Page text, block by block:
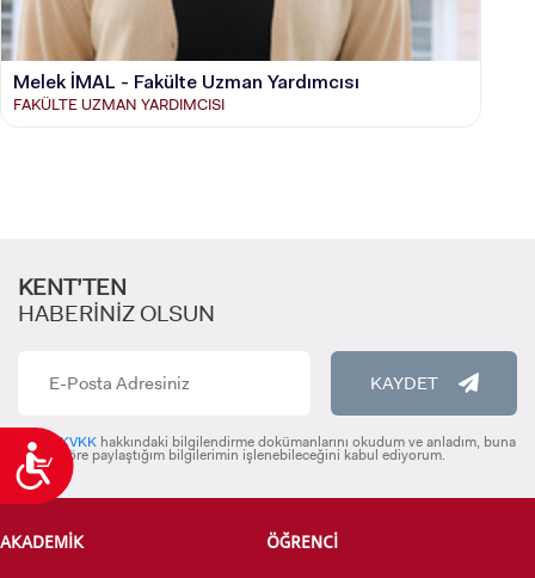
Ulaşılabilirlik
Melek İMAL - Fakülte Uzman Yardımcısı
FAKÜLTE UZMAN YARDIMCISI
KENT’TEN
HABERİNİZ OLSUN
KAYDET
KVKK hakkındaki bilgilendirme dokümanlarını okudum ve anladım, buna
göre paylaştığım bilgilerimin işlenebileceğini kabul ediyorum.
AKADEMİK ÖĞRENCİ